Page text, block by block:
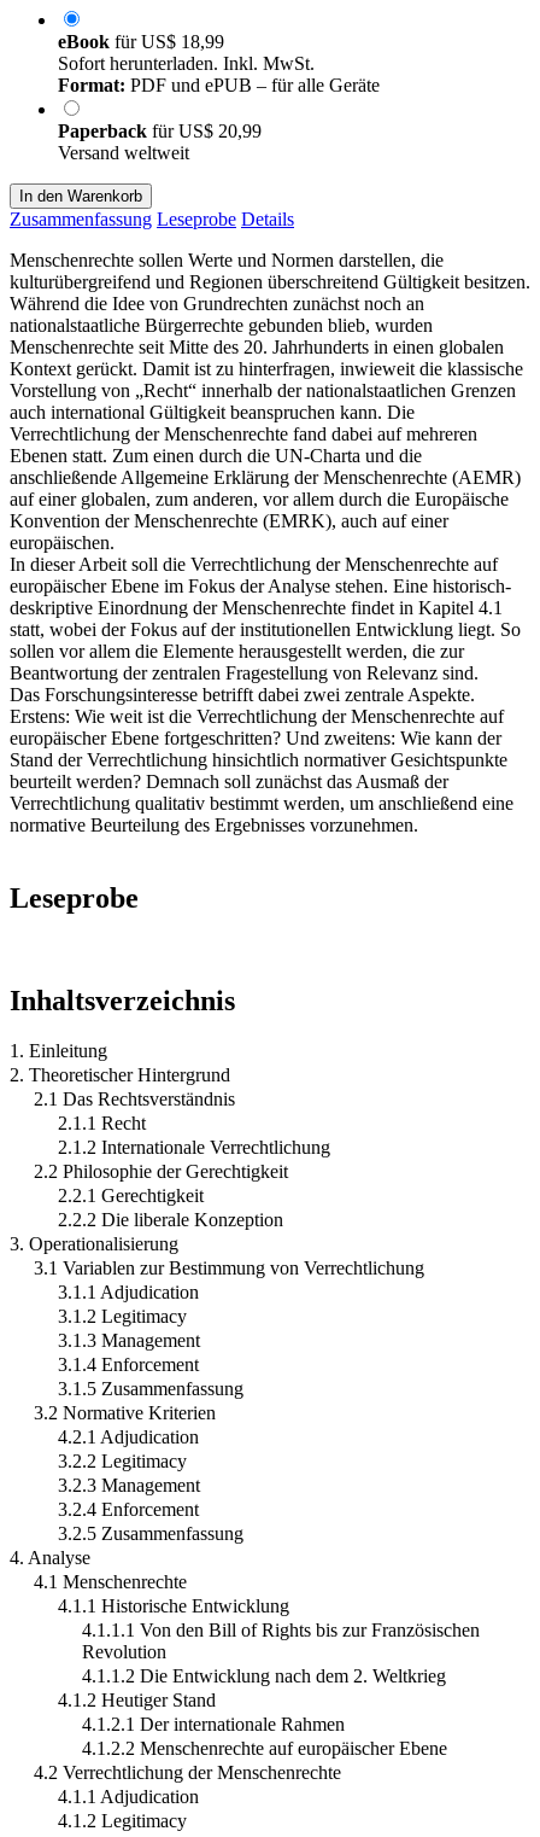
eBook fürUS$ 18,99
Sofort herunterladen. Inkl. MwSt.
Format: PDF und ePUB – für alle Geräte
Paperback fürUS$ 20,99
Versand weltweit
In den Warenkorb
Zusammenfassung Leseprobe Details
Menschenrechte sollen Werte und Normen darstellen, die
kulturübergreifend und Regionen überschreitend Gültigkeit besitzen.
Während die Idee von Grundrechten zunächst noch an
nationalstaatliche Bürgerrechte gebunden blieb, wurden
Menschenrechte seit Mitte des 20. Jahrhunderts in einen globalen
Kontext gerückt. Damit ist zu hinterfragen, inwieweit die klassische
Vorstellung von „Recht“ innerhalb der nationalstaatlichen Grenzen
auch international Gültigkeit beanspruchen kann. Die
Verrechtlichung der Menschenrechte fand dabei auf mehreren
Ebenen statt. Zum einen durch die UN-Charta und die
anschließende Allgemeine Erklärung der Menschenrechte (AEMR)
auf einer globalen, zum anderen, vor allem durch die Europäische
Konvention der Menschenrechte (EMRK), auch auf einer
europäischen.
In dieser Arbeit soll die Verrechtlichung der Menschenrechte auf
europäischer Ebene im Fokus der Analyse stehen. Eine historisch-
deskriptive Einordnung der Menschenrechte findet in Kapitel 4.1
statt, wobei der Fokus auf der institutionellen Entwicklung liegt. So
sollen vor allem die Elemente herausgestellt werden, die zur
Beantwortung der zentralen Fragestellung von Relevanz sind.
Das Forschungsinteresse betrifft dabei zwei zentrale Aspekte.
Erstens: Wie weit ist die Verrechtlichung der Menschenrechte auf
europäischer Ebene fortgeschritten? Und zweitens: Wie kann der
Stand der Verrechtlichung hinsichtlich normativer Gesichtspunkte
beurteilt werden? Demnach soll zunächst das Ausmaß der
Verrechtlichung qualitativ bestimmt werden, um anschließend eine
normative Beurteilung des Ergebnisses vorzunehmen.
Leseprobe
Inhaltsverzeichnis
1. Einleitung
2. Theoretischer Hintergrund
2.1 Das Rechtsverständnis
2.1.1 Recht
2.1.2 Internationale Verrechtlichung
2.2 Philosophie der Gerechtigkeit
2.2.1 Gerechtigkeit
2.2.2 Die liberale Konzeption
3. Operationalisierung
3.1 Variablen zur Bestimmung von Verrechtlichung
3.1.1 Adjudication
3.1.2 Legitimacy
3.1.3 Management
3.1.4 Enforcement
3.1.5 Zusammenfassung
3.2 Normative Kriterien
4.2.1 Adjudication
3.2.2 Legitimacy
3.2.3 Management
3.2.4 Enforcement
3.2.5 Zusammenfassung
4. Analyse
4.1 Menschenrechte
4.1.1 Historische Entwicklung
4.1.1.1 Von den Bill of Rights bis zur Französischen
Revolution
4.1.1.2 Die Entwicklung nach dem 2. Weltkrieg
4.1.2 Heutiger Stand
4.1.2.1 Der internationale Rahmen
4.1.2.2 Menschenrechte auf europäischer Ebene
4.2 Verrechtlichung der Menschenrechte
4.1.1 Adjudication
4.1.2 Legitimacy